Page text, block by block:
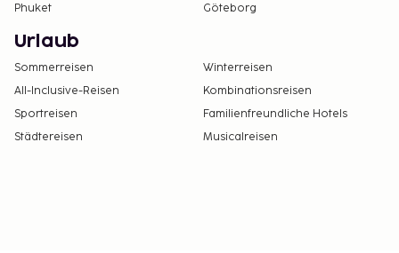
Phuket
Göteborg
Urlaub
Sommerreisen
Winterreisen
All-Inclusive-Reisen
Kombinationsreisen
Sportreisen
Familienfreundliche Hotels
Städtereisen
Musicalreisen